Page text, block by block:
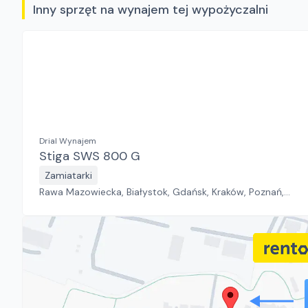
Inny sprzęt na wynajem tej wypożyczalni
Drial Wynajem
Stiga SWS 800 G
Zamiatarki
Rawa Mazowiecka, Białystok, Gdańsk, Kraków, Poznań,
Płock, Jawor, Pabianice, Suchy Las, Zielona Góra